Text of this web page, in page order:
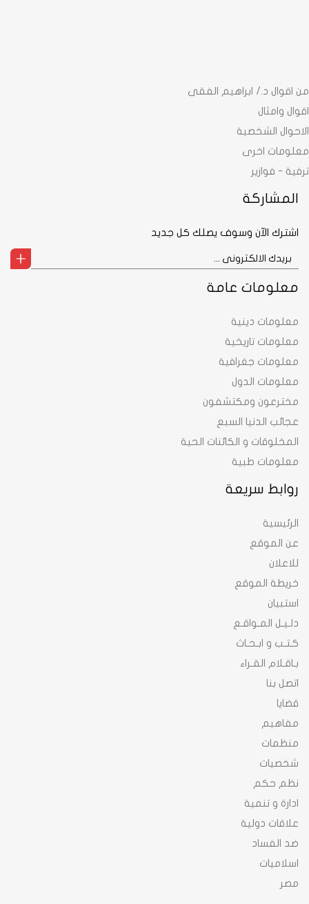
روابط سريعة
الرئيسية
عن الموقع
للاعلان
خريطة الموقع
استبيان
دلـيـل المـواقـع
كـتـب و ابـحـاث
بـاقـلام القـراء
اتصل بنا
قضايا
مفاهيم
منظمات
شخصيات
نظم حكم
ادارة و تنمية
علاقات دولية
ضد الفساد
اسلاميات
مصر
معلومات عامة
معلومات دينية
معلومات تاريخية
معلومات جغرافية
معلومات الدول
مخترعون ومكتشفون
عجائب الدنيا السبع
المخلوقات و الكائنات الحية
معلومات طبية
من اقوال د./ ابراهيم الفقى
اقوال وامثال
الاحوال الشخصية
معلومات اخرى
ترفية - فوازير
المشاركة
اشترك الآن وسوف يصلك كل جديد